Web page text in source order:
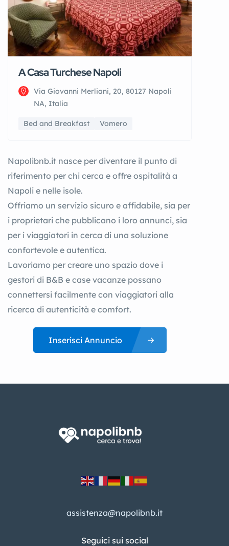
A Casa Turchese Napoli
Via Giovanni Merliani, 20, 80127 Napoli
NA, Italia
Bed and Breakfast Vomero
Napolibnb.it nasce per diventare il punto di
riferimento per chi cerca e offre ospitalità a
Napoli e nelle isole.
Offriamo un servizio sicuro e affidabile, sia per
i proprietari che pubblicano i loro annunci, sia
per i viaggiatori in cerca di una soluzione
confortevole e autentica.
Lavoriamo per creare uno spazio dove i
gestori di B&B e case vacanze possano
connettersi facilmente con viaggiatori alla
ricerca di autenticità e comfort.
Inserisci Annuncio
assistenza@napolibnb.it
Seguici sui social